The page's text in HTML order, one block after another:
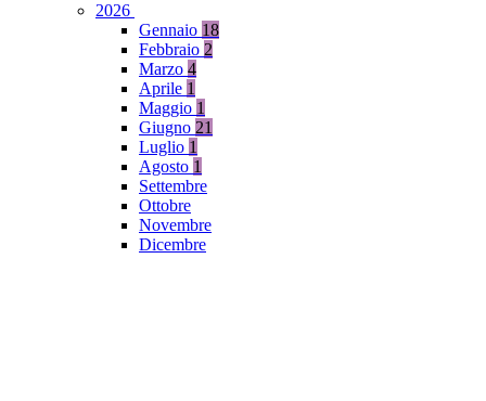
2026
Gennaio 18
Febbraio 2
Marzo 4
Aprile 1
Maggio 1
Giugno 21
Luglio 1
Agosto 1
Settembre
Ottobre
Novembre
Dicembre